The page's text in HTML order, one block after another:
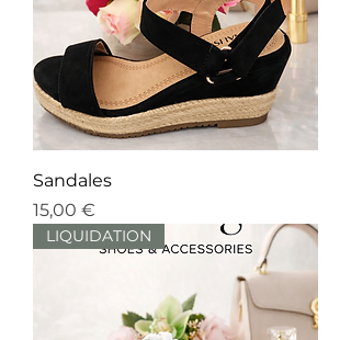
Sandales
Prix
15,00 €
LIQUIDATION